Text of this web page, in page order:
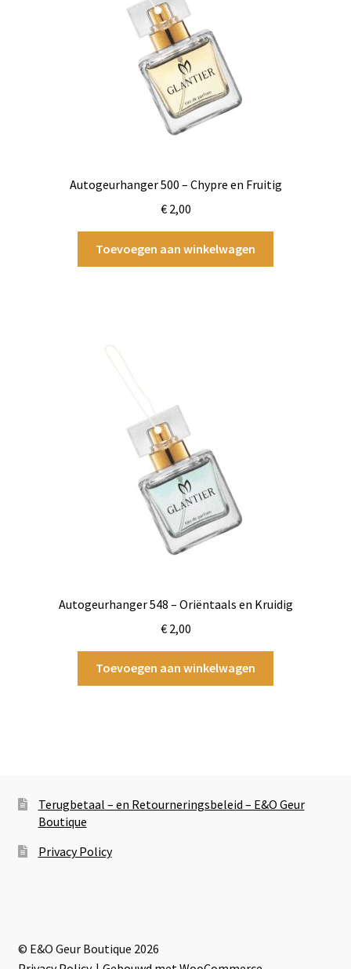
Autogeurhanger 500 – Chypre en Fruitig
€2,00
Toevoegen aan winkelwagen
Autogeurhanger 548 – Oriëntaals en Kruidig
€2,00
Toevoegen aan winkelwagen
Terugbetaal – en Retourneringsbeleid – E&O Geur
Boutique
Privacy Policy
© E&O Geur Boutique 2026